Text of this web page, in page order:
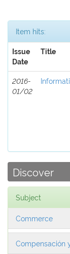
Item hits:
Issue
Date
Title
2016-
01/02
Discover
Subject
Commerce
Compensación